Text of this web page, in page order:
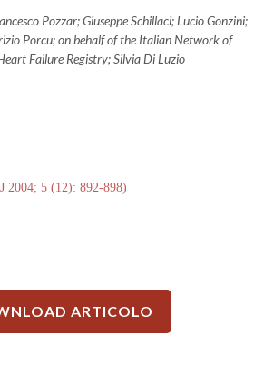
Pozzar; Giuseppe Schillaci; Lucio Gonzini;
Porcu; on behalf of the Italian Network of
Failure Registry; Silvia Di Luzio
2004; 5 (12): 892-898)
ARTICOLO